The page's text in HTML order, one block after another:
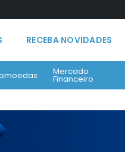
RECEBA NOVIDADES
Mercado
Financeiro